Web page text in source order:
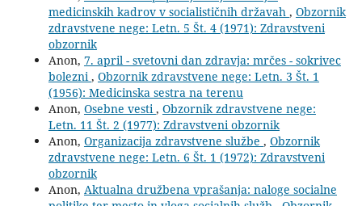
medicinskih kadrov v socialističnih državah , Obzornik
zdravstvene nege: Letn. 5 Št. 4 (1971): Zdravstveni
obzornik
Anon, 7. april - svetovni dan zdravja: mrčes - sokrivec
bolezni , Obzornik zdravstvene nege: Letn. 3 Št. 1
(1956): Medicinska sestra na terenu
Anon, Osebne vesti , Obzornik zdravstvene nege:
Letn. 11 Št. 2 (1977): Zdravstveni obzornik
Anon, Organizacija zdravstvene službe , Obzornik
zdravstvene nege: Letn. 6 Št. 1 (1972): Zdravstveni
obzornik
Anon, Aktualna družbena vprašanja: naloge socialne